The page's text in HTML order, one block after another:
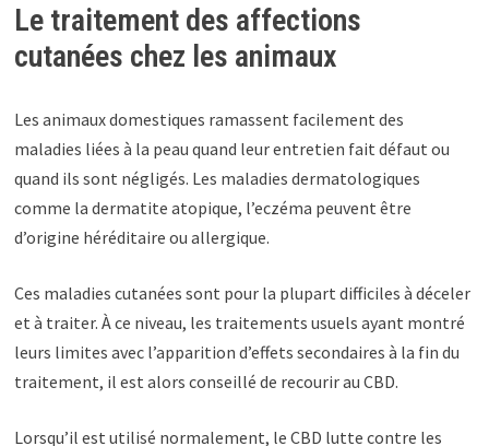
Le traitement des affections
cutanées chez les animaux
Les animaux domestiques ramassent facilement des
maladies liées à la peau quand leur entretien fait défaut ou
quand ils sont négligés. Les maladies dermatologiques
comme la dermatite atopique, l’eczéma peuvent être
d’origine héréditaire ou allergique.
Ces maladies cutanées sont pour la plupart difficiles à déceler
et à traiter. À ce niveau, les traitements usuels ayant montré
leurs limites avec l’apparition d’effets secondaires à la fin du
traitement, il est alors conseillé de recourir au CBD.
Lorsqu’il est utilisé normalement, le CBD lutte contre les